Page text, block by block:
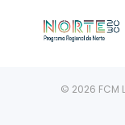
© 2026 FCM